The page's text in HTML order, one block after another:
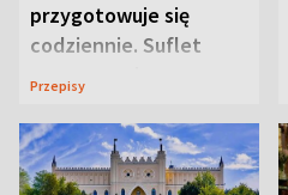
przygotowuje się
codziennie. Suflet
serowy zachwyca
Przepisy